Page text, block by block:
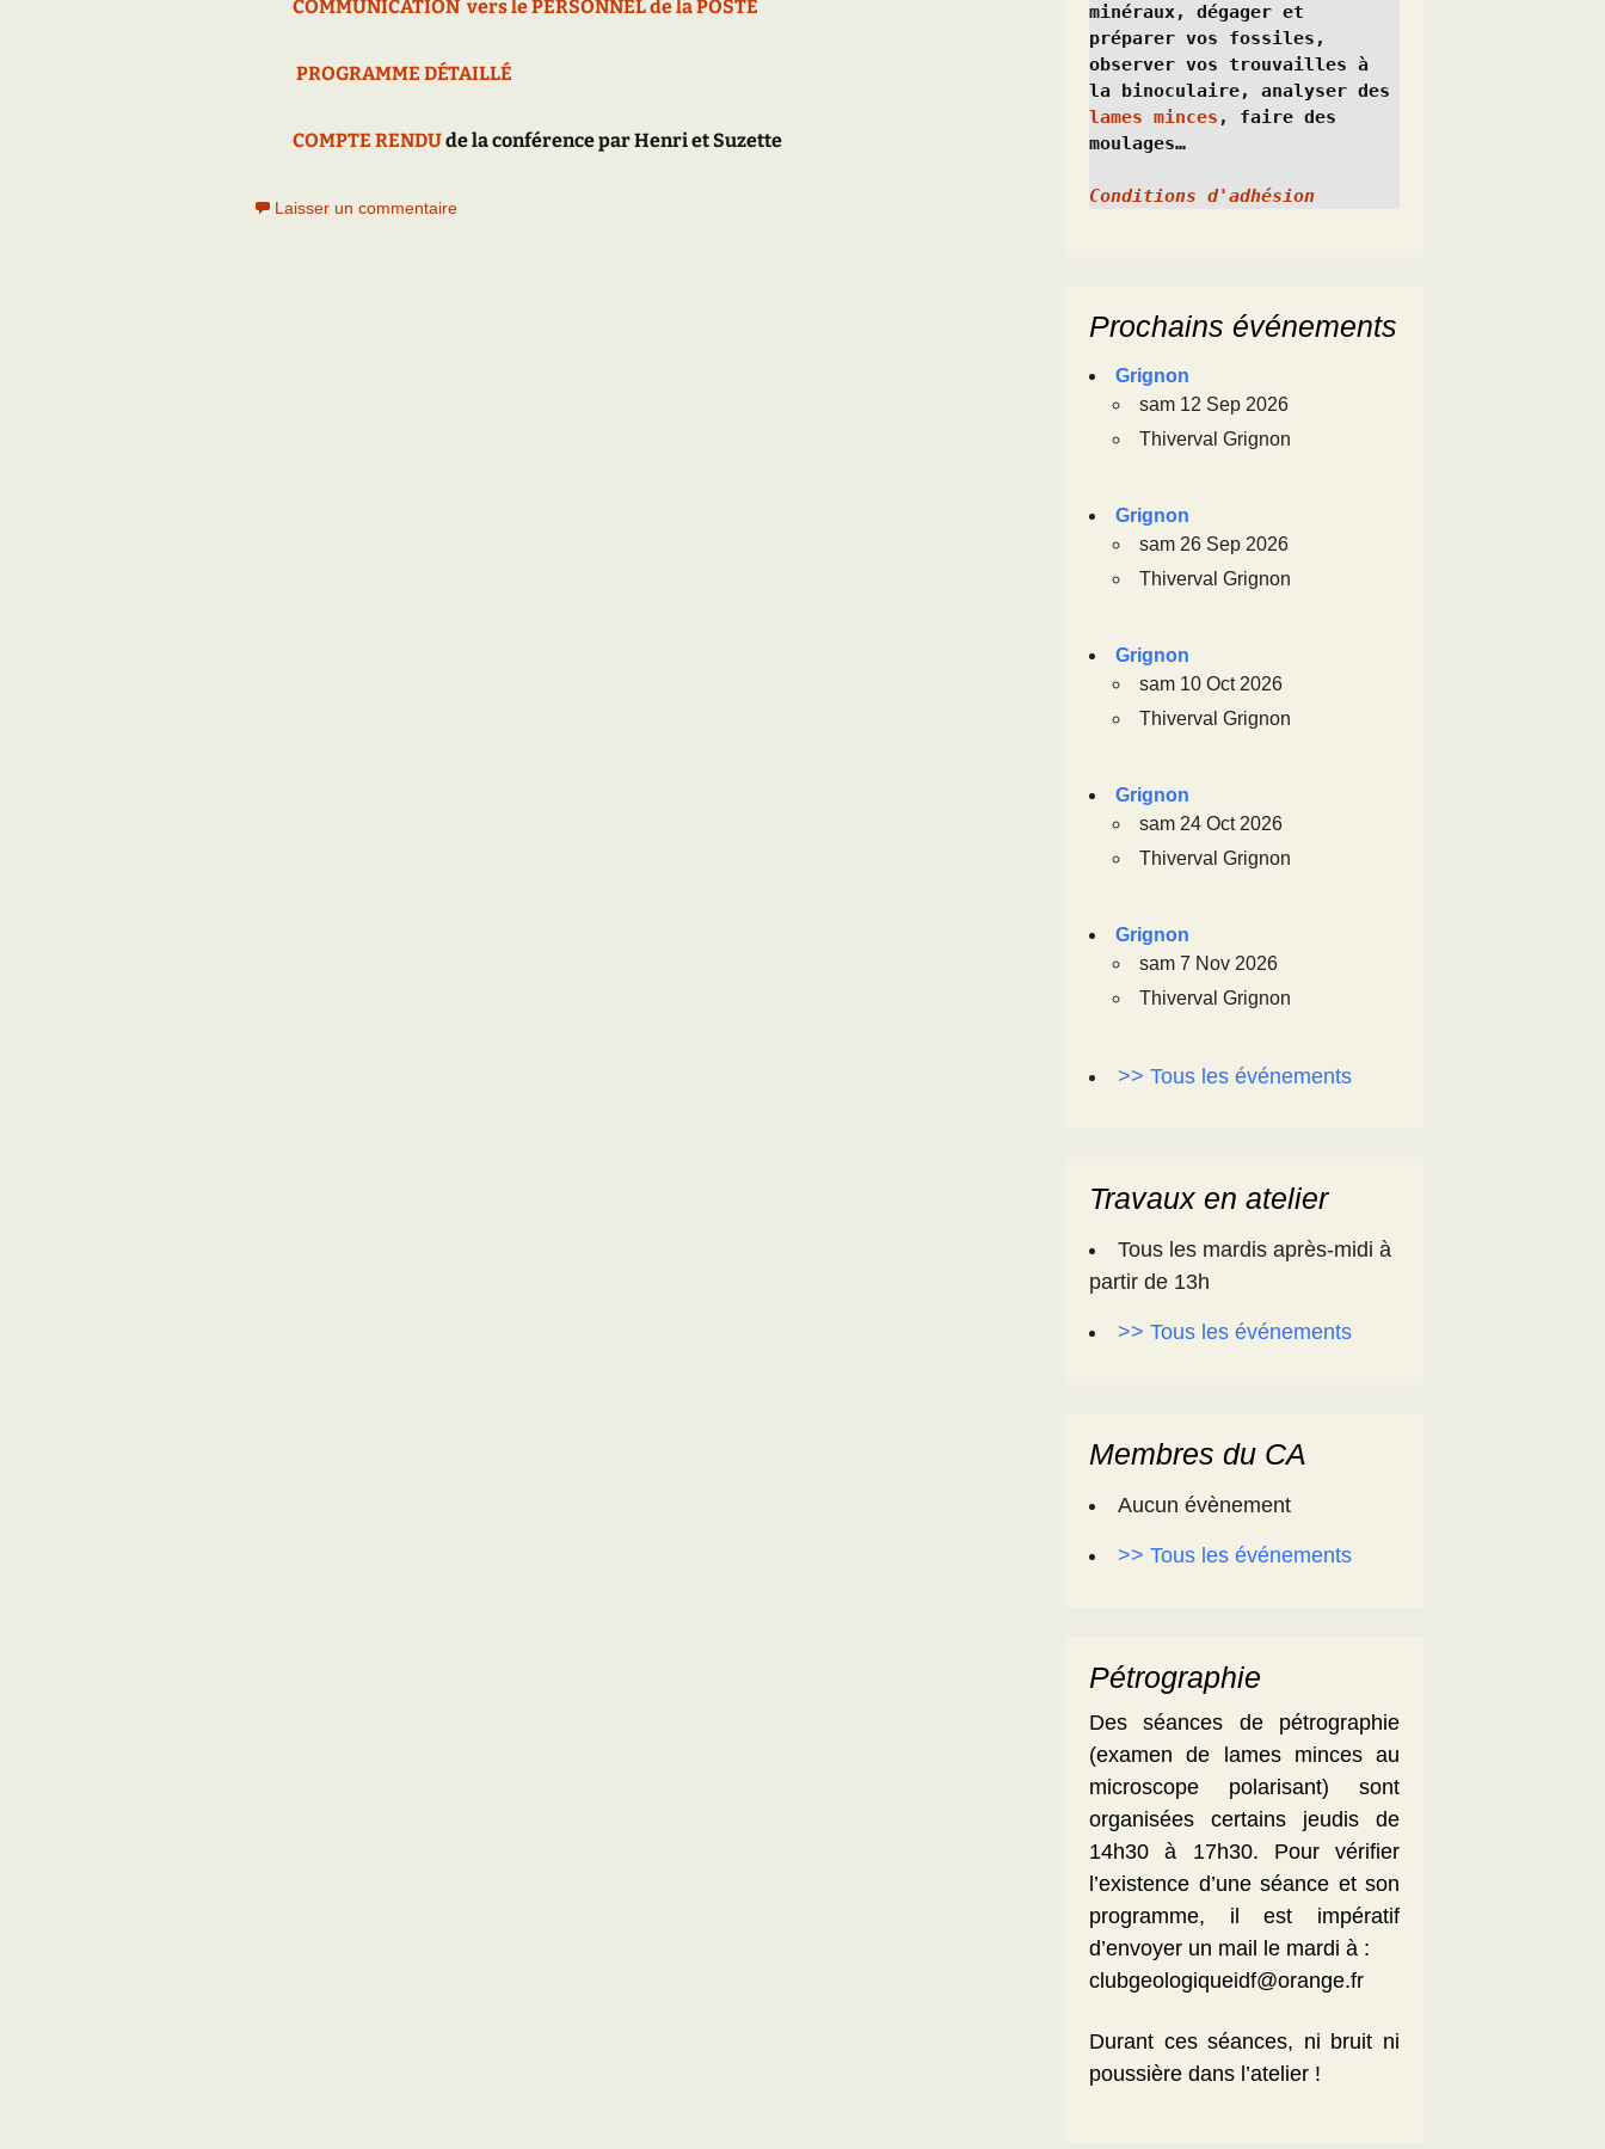
COMMUNICATION vers le PERSONNEL de la POSTE
PROGRAMME DÉTAILLÉ
COMPTE RENDUde la conférence par Henri et Suzette
Laisser un commentaire
minéraux, dégager et
préparer vos fossiles,
observer vos trouvailles à
lames minces , faire des
moulages…
Conditions d'adhésion
Prochains événements
Grignon
sam 12 Sep 2026
Thiverval Grignon
Grignon
sam 26 Sep 2026
Thiverval Grignon
Grignon
sam 10 Oct 2026
Thiverval Grignon
Grignon
sam 24 Oct 2026
Thiverval Grignon
Grignon
sam 7 Nov 2026
Thiverval Grignon
>> Tous les événements
Travaux en atelier
Tous les mardis après-midi à
partir de 13h
>> Tous les événements
Membres du CA
Aucun évènement
>> Tous les événements
Pétrographie
Des séances de pétrographie
(examen de lames minces au
microscope polarisant) sont
organisées certains jeudis de
14h30 à 17h30. Pour vérifier
l’existence d’une séance et son
programme, il est impératif
d’envoyer un mail le mardi à :
clubgeologiqueidf@orange.fr
Durant ces séances, ni bruit ni
poussière dans l’atelier !